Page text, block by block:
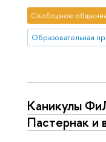
Свободное
Образовательная
Каникулы
Пастернак и